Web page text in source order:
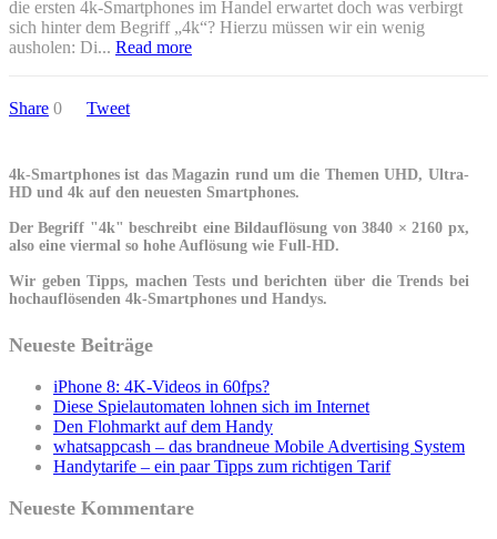
die ersten 4k-Smartphones im Handel erwartet doch was verbirgt
sich hinter dem Begriff „4k“? Hierzu müssen wir ein wenig
ausholen: Di... Read more
Share 0 Tweet
4k-Smartphones ist das Magazin rund um die Themen UHD, Ultra-
HD und 4k auf den neuesten Smartphones.
Der Begriff "4k" beschreibt eine Bildauflösung von 3840 × 2160 px,
also eine viermal so hohe Auflösung wie Full-HD.
Wir geben Tipps, machen Tests und berichten über die Trends bei
hochauflösenden 4k-Smartphones und Handys.
Neueste Beiträge
iPhone 8: 4K-Videos in 60fps?
Diese Spielautomaten lohnen sich im Internet
Den Flohmarkt auf dem Handy
whatsappcash – das brandneue Mobile Advertising System
Handytarife – ein paar Tipps zum richtigen Tarif
Neueste Kommentare